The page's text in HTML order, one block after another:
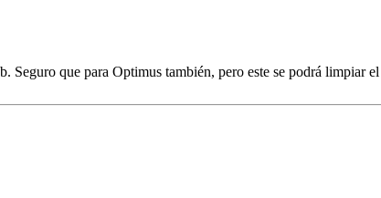
que para Optimus también, pero este se podrá limpiar